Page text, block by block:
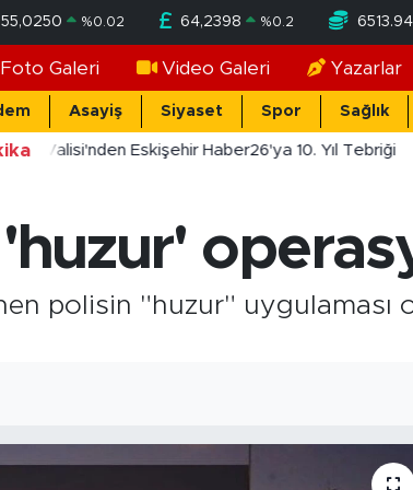
55,0250 %0.02 64,2398 %0.2 6513.94
Foto Galeri Video Galeri Yazarlar
Asayiş Siyaset Spor Sağlık
Valisi'nden Eskişehir Haber26'ya 10. Yıl Tebriği
polisin "huzur" uygulaması